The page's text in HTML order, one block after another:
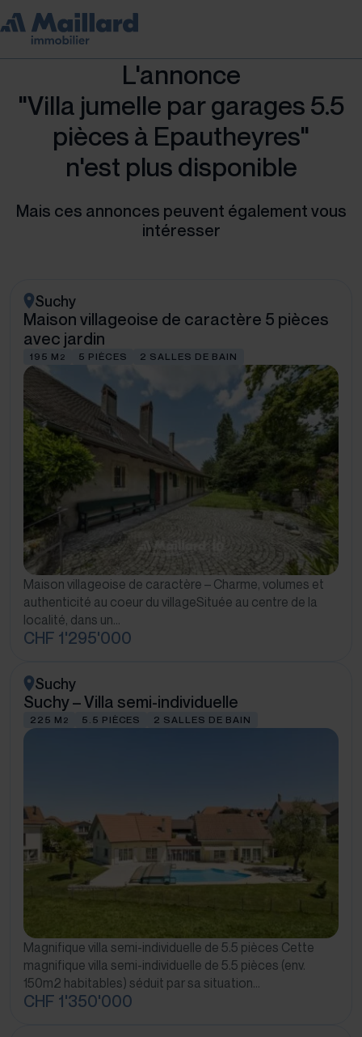
L'annonce
"Villa jumelle par garages 5.5
pièces à Epautheyres"
n'est plus disponible
Mais ces annonces peuvent également vous
intéresser
Suchy
Maison villageoise de caractère 5 pièces
avec jardin
195 M 2 5 PIÈCES 2 SALLES DE BAIN
Maison villageoise de caractère – Charme, volumes et
authenticité au coeur du villageSituée au centre de la
localité, dans un…
CHF 1'295'000
Suchy
Suchy – Villa semi-individuelle
225 M 2 5.5 PIÈCES 2 SALLES DE BAIN
Magnifique villa semi-individuelle de 5.5 pièces Cette
magnifique villa semi-individuelle de 5.5 pièces (env.
150m2 habitables) séduit par sa situation…
CHF 1'350'000